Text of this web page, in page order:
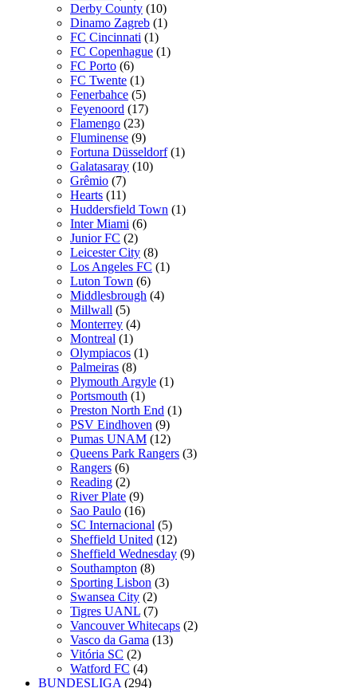
Derby County (10)
Dinamo Zagreb (1)
FC Cincinnati (1)
FC Copenhague (1)
FC Porto (6)
FC Twente (1)
Fenerbahce (5)
Feyenoord (17)
Flamengo (23)
Fluminense (9)
Fortuna Düsseldorf (1)
Galatasaray (10)
Grêmio (7)
Hearts (11)
Huddersfield Town (1)
Inter Miami (6)
Junior FC (2)
Leicester City (8)
Los Angeles FC (1)
Luton Town (6)
Middlesbrough (4)
Millwall (5)
Monterrey (4)
Montreal (1)
Olympiacos (1)
Palmeiras (8)
Plymouth Argyle (1)
Portsmouth (1)
Preston North End (1)
PSV Eindhoven (9)
Pumas UNAM (12)
Queens Park Rangers (3)
Rangers (6)
Reading (2)
River Plate (9)
Sao Paulo (16)
SC Internacional (5)
Sheffield United (12)
Sheffield Wednesday (9)
Southampton (8)
Sporting Lisbon (3)
Swansea City (2)
Tigres UANL (7)
Vancouver Whitecaps (2)
Vasco da Gama (13)
Vitória SC (2)
Watford FC (4)
BUNDESLIGA (294)